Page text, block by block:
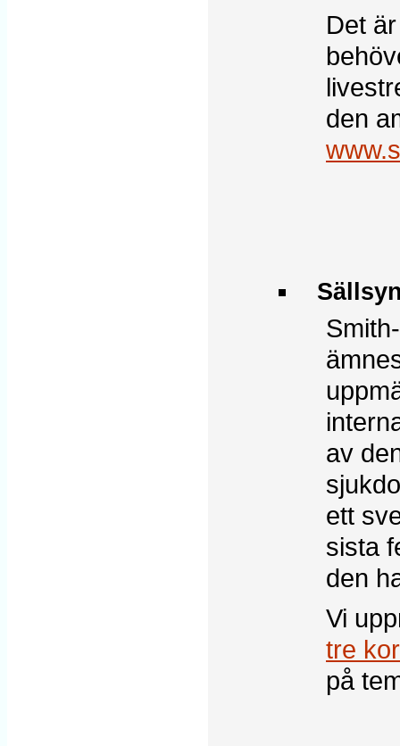
Det
den
av
ett
sista
den
Vi
tre
på